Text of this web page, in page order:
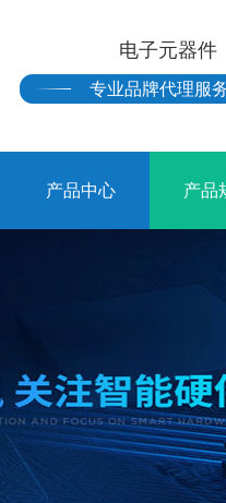
电子元器件
专业品牌代理服
产品中心 产品